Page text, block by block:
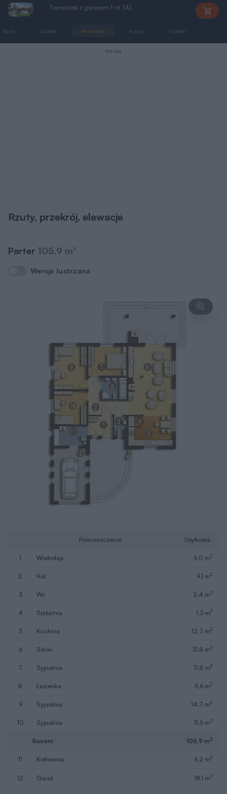
Tomaszek z garażem 1-st. [A]
Rzuty Działka Parametry Koszty Podobne
REKLAMA
Rzuty, przekrój, elewacje
Parter 105,9 m2
Wersja lustrzana
Wersja lustrzana
Pomieszczenie Użytkowa
1 wiatrołap 5,0 m2
2 hol 9,1 m2
3 wc 2,4 m2
4 spiżarnia 1,3 m2
5 kuchnia 12,7 m2
6 salon 31,8 m2
7 sypialnia 11,8 m2
8 łazienka 5,6 m2
9 sypialnia 14,7 m2
10 sypialnia 11,5 m2
Razem 105,9 m2
11 kotłownia 6,2 m2
12 garaż 18,1 m2